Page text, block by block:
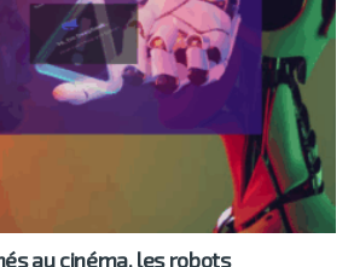
au cinéma, les robots